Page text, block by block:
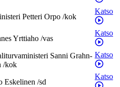
Petteri Orpo /kok
Katso
Yrttiaho /vas
Katso
Sanni Grahn-
/kok
Katso
Eskelinen /sd
Katso